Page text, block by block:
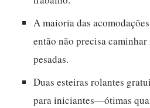
A maioria das
então não precisa
pesadas.
Duas esteiras rolantes
para iniciantes—ótimas